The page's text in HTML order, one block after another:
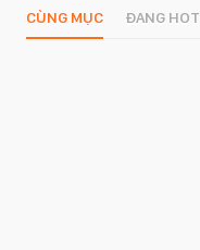
CÙNG MỤC ĐANG HOT